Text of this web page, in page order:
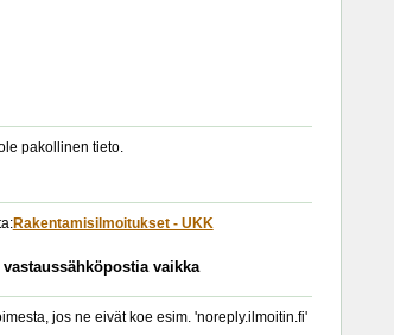
pakollinen tieto.
Rakentamisilmoitukset - UKK
vaikka
jos ne eivät koe esim. 'noreply.ilmoitin.fi'